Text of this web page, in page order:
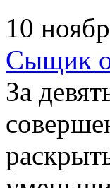
10
Сыщик
За